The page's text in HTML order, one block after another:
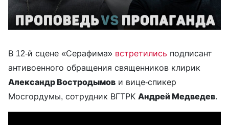
В 12-й сцене «Серафима» встретились подписант
антивоенного обращения священников клирик
Александр Востродымов и вице-спикер
Мосгордумы, сотрудник ВГТРК Андрей Медведев.